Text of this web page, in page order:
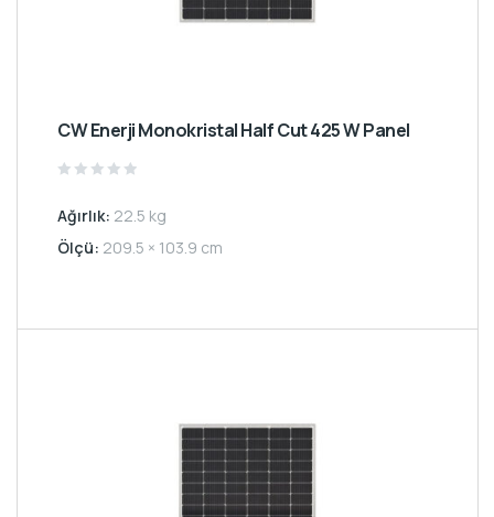
CW Enerji Monokristal Half Cut 425 W Panel
out
of
5
Ağırlık: 22.5 kg
Ölçü: 209.5 × 103.9 cm